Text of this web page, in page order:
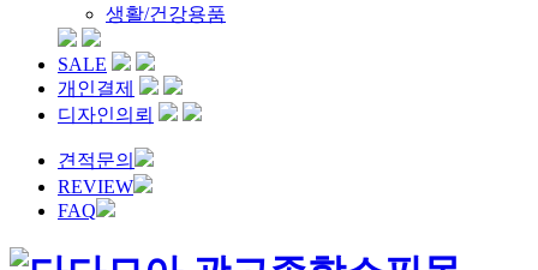
생활/건강용품
SALE
개인결제
디자인의뢰
견적문의
REVIEW
FAQ